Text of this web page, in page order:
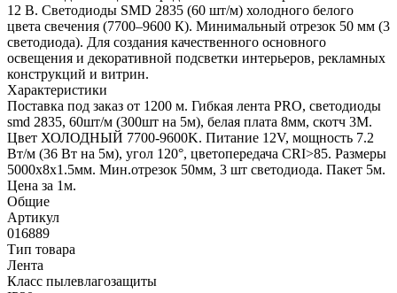
12 В. Светодиоды SMD 2835 (60 шт/м) холодного белого
цвета свечения (7700–9600 К). Минимальный отрезок 50 мм (3
светодиода). Для создания качественного основного
освещения и декоративной подсветки интерьеров, рекламных
конструкций и витрин.
Характеристики
Поставка под заказ от 1200 м. Гибкая лента PRO, светодиоды
smd 2835, 60шт/м (300шт на 5м), белая плата 8мм, скотч 3М.
Цвет ХОЛОДНЫЙ 7700-9600K. Питание 12V, мощность 7.2
Вт/м (36 Вт на 5м), угол 120°, цветопередача CRI>85. Размеры
5000х8x1.5мм. Мин.отрезок 50мм, 3 шт светодиода. Пакет 5м.
Цена за 1м.
Общие
Артикул
016889
Тип товара
Лента
Класс пылевлагозащиты